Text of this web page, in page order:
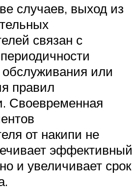
случаев, выход из
связан с
обслуживания или
правил
Своевременная
от накипи не
эффективный
и увеличивает срок